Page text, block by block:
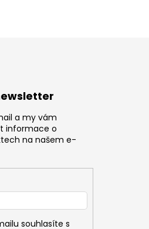
a my vám
informace o
na našem e-
souhlasíte s